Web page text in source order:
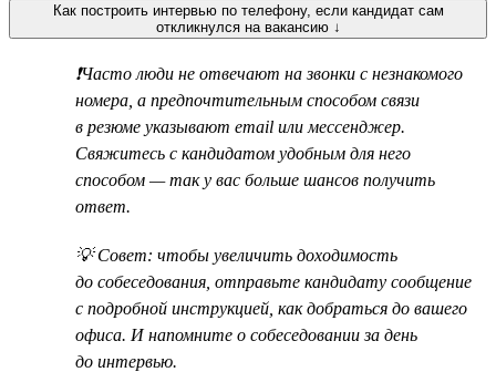
Как построить интервью по телефону, если кандидат сам
откликнулся на вакансию ↓
❗Часто люди не отвечают на звонки с незнакомого
номера, а предпочтительным способом связи
в резюме указывают email или мессенджер.
Свяжитесь с кандидатом удобным для него
способом — так у вас больше шансов получить
ответ.
💡 Совет: чтобы увеличить доходимость
до собеседования, отправьте кандидату сообщение
с подробной инструкцией, как добраться до вашего
офиса. И напомните о собеседовании за день
до интервью.